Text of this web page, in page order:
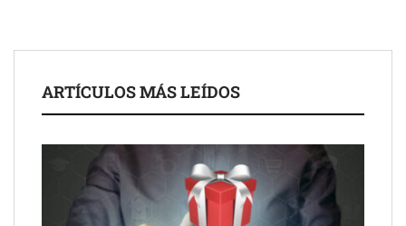
ayuntamientos
ARTÍCULOS MÁS LEÍDOS